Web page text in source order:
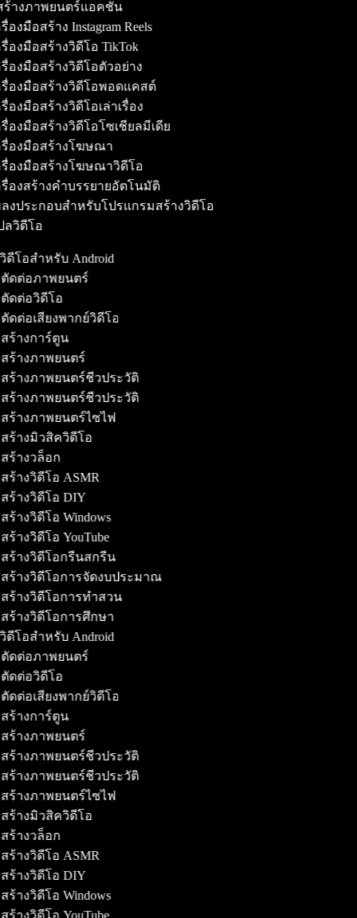
างภาพยนตร์แอคชั่น
องมือสร้าง Instagram Reels
องมือสร้างวิดีโอ TikTok
องมือสร้างวิดีโอตัวอย่าง
องมือสร้างวิดีโอพอดแคสต์
องมือสร้างวิดีโอเล่าเรื่อง
องมือสร้างวิดีโอโซเชียลมีเดีย
องมือสร้างโฆษณา
องมือสร้างโฆษณาวิดีโอ
องสร้างคำบรรยายอัตโนมัติ
งประกอบสำหรับโปรแกรมสร้างวิดีโอ
วิดีโอ
ดีโอสำหรับ Android
ตัดต่อภาพยนตร์
ตัดต่อวิดีโอ
ตัดต่อเสียงพากย์วิดีโอ
สร้างการ์ตูน
สร้างภาพยนตร์
สร้างภาพยนตร์ชีวประวัติ
สร้างภาพยนตร์ชีวประวัติ
สร้างภาพยนตร์ไซไฟ
สร้างมิวสิควิดีโอ
ร้างวล็อก
ร้างวิดีโอ ASMR
สร้างวิดีโอ DIY
ร้างวิดีโอ Windows
ร้างวิดีโอ YouTube
สร้างวิดีโอกรีนสกรีน
สร้างวิดีโอการจัดงบประมาณ
สร้างวิดีโอการทำสวน
สร้างวิดีโอการศึกษา
ดีโอสำหรับ Android
ตัดต่อภาพยนตร์
ตัดต่อวิดีโอ
ตัดต่อเสียงพากย์วิดีโอ
สร้างการ์ตูน
สร้างภาพยนตร์
สร้างภาพยนตร์ชีวประวัติ
สร้างภาพยนตร์ชีวประวัติ
สร้างภาพยนตร์ไซไฟ
สร้างมิวสิควิดีโอ
ร้างวล็อก
ร้างวิดีโอ ASMR
สร้างวิดีโอ DIY
ร้างวิดีโอ Windows